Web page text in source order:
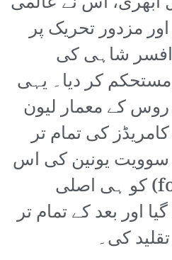
مزدور تحریک پر
شاہی کی
کر دیا۔ یہی
کے معمار لیون
کی تمام تر
سوویت یونین کی اس
سیاسی شکل (form) کو ہی اصلی
اور بعد کے تمام تر
کی۔